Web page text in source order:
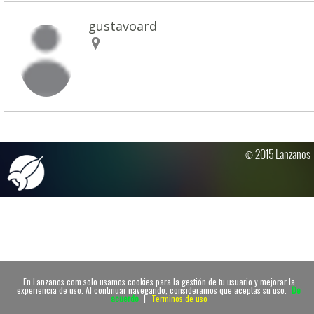
En Lanzanos.com solo usamos cookies para la gestión de tu usuario y mejorar la
experiencia de uso. Al continuar navegando, consideramos que aceptas su uso. De
acuerdo | Terminos de uso
gustavoard
© 2015 Lanzanos